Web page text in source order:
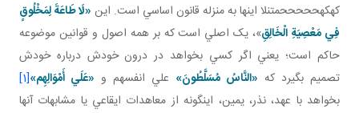
کهکهحححححمتنلا اينها به منزله قانون اساسي است. اين «لَا طَاعَةَ لِمَخْلُوقٍ
فِي مَعْصِيَةِ الْخَالِقِ‏»، يک اصلي است که بر همه اصول و قوانين موضوعه
حاکم است؛ يعني اگر کسي بخواهد در درون خودش درباره خودش
تصميم بگيرد که «النَّاسُ‏ مُسَلَّطُونَ‏» علي انفسهم و «عَلَي أَمْوَالِهِم»[1]
بخواهد با عهد، نذر، يمين، اين گونه از معاهدات ايقاعي يا مشابهات آنها